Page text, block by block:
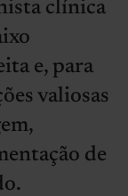
clínica
e, para
valiosas
de